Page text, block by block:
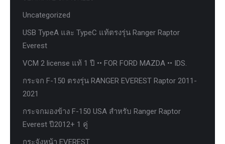
Uncategorized
USB TypeA และ TypeC แท้ตรงรุ่น Ranger Raptor
Everest
VCM 2 license แท้ 1 ปี •• FOR FORD MAZDA •• IDS.
กระจก F-150 ตรงรุ่น RANGER EVEREST Raptor 2011-
2021
กระจกมองข้าง F-150 USA สำหรับ Ranger Raptor
Everest ปี2012+ 1 คู่
กระจังหน้า EVEREST